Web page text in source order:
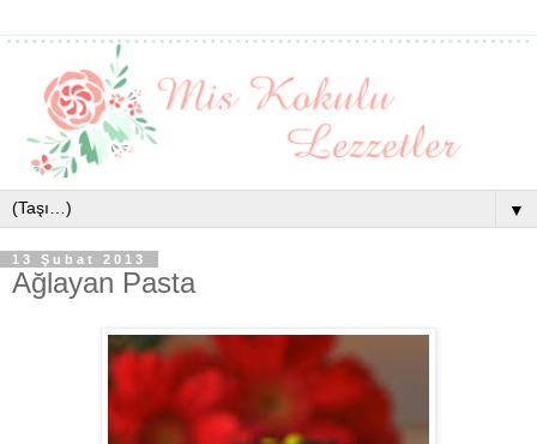
▼
13 Şubat 2013
Ağlayan Pasta